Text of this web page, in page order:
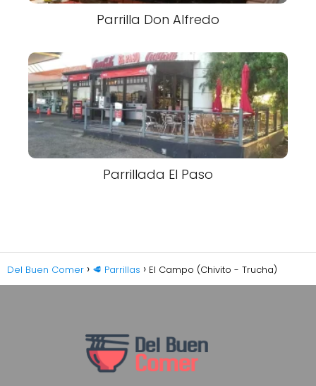
Parrilla Don Alfredo
Parrillada El Paso
Del Buen Comer 🥩 Parrillas El Campo (Chivito - Trucha)